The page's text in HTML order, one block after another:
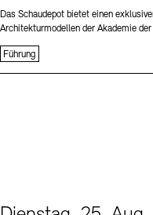
Das Schaudepot bietet einen
Architekturmodellen der Akademie der
Führung